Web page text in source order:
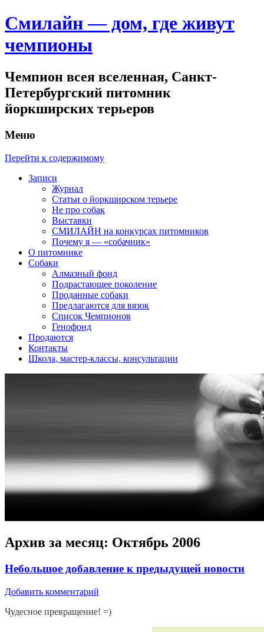
Смилайн — дом, где живут
чемпионы
Чемпион всея вселенная, Санкт-
Петербургский питомник
йоркширских терьеров
Меню
Перейти к содержимому
Записи
Журнал
Статьи о йоркширском терьере
Не про собак
Выставки
СМИЛАЙН на конкурсах питомников
Почему я — «собачник»
О питомнике
Собаки
Алмазный фонд
Подрастающее поколение
Проданные собаки
Предлагаются для вязок
Список Чемпионов
Генофонд
Продаются
Контакты
Школа, мастер-классы, консультации
Архив за месяц: Октябрь 2006
Небольшое добавление к предыдущей новости
Добавить комментарий
Чудесное превращение! =)